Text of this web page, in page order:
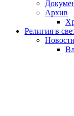
Архив
Религия в
Новости